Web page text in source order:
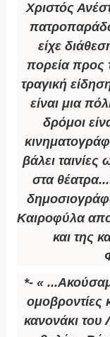
Χριστός
είχε
πορεία προς
τραγική
είναι μια
δρόμοι
βάλει ταινίες
στα
Καιροφύλα
και της
*- «
ομοβροντίες
κανονάκι του